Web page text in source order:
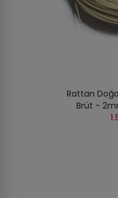
Rattan
Brüt -